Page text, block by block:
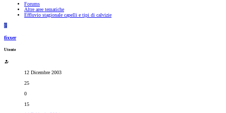
Forums
Altre aree tematiche
Effluvio stagionale capelli e tipi di calvizie
F
fixxer
Utente
12 Dicembre 2003
25
0
15